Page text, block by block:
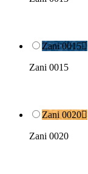
Zani 0015
Zani 0015
Zani 0020
Zani 0020